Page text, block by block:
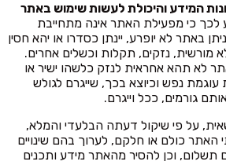
המידע והיכולת לעשות שימוש באתר
לכך כי מפעילת האתר אינה מתחייבת
באתר לא יופרע, יינתן כסדרו או יהא חסין
מורשית, נזקים, תקלות וכשלים אחרים.
לא תהא אחראית לנזק כלשהו ישיר או
עוגמת נפש וכיוצא בכך, שייגרם לגולש
גורמים, ככל וייגרם.
על פי שיקול דעתה הבלעדי והמלא,
האתר כולם או חלקם, לערוך בהם שינויים
תשלום, וכן להסיר מהאתר מידע ותכנים